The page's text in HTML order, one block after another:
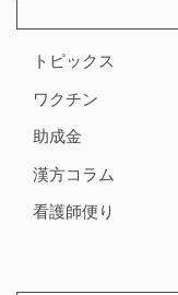
トピックス
ワクチン
助成金
漢方コラム
看護師便り